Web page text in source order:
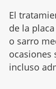
El
de la
o sarro
ocasiones
incluso